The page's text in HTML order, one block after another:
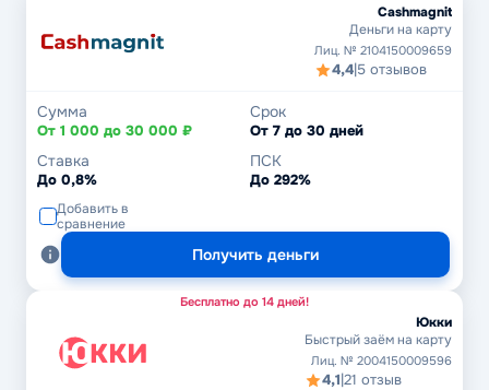
Cashmagnit
Деньги на карту
Лиц. № 2104150009659
4,4|5 отзывов
Сумма
От 1 000 до 30 000 ₽
Срок
От 7 до 30 дней
Ставка
До 0,8%
ПСК
До 292%
Добавить в
сравнение
Получить деньги
Бесплатно до 14 дней!
Юкки
Быстрый заём на карту
Лиц. № 2004150009596
4,1|21 отзыв